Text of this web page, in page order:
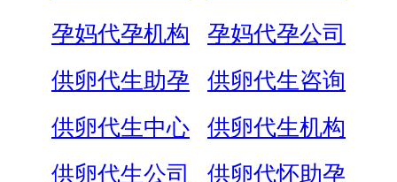
孕妈代孕机构
孕妈代孕公司
供卵代生助孕
供卵代生咨询
供卵代生中心
供卵代生机构
供卵代生公司
供卵代怀助孕